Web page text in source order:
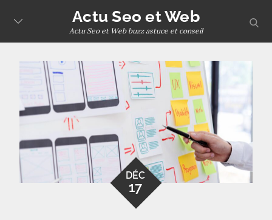
content
Actu Seo et Web
Actu Seo et Web buzz astuce et conseil
DÉC
17